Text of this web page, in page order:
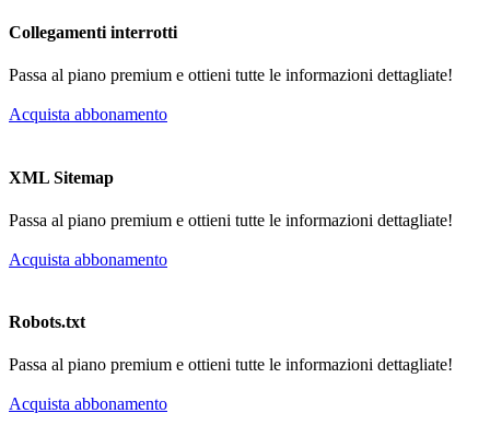
Collegamenti interrotti
Passa al piano premium e ottieni tutte le informazioni dettagliate!
Acquista abbonamento
XML Sitemap
Passa al piano premium e ottieni tutte le informazioni dettagliate!
Acquista abbonamento
Robots.txt
Passa al piano premium e ottieni tutte le informazioni dettagliate!
Acquista abbonamento